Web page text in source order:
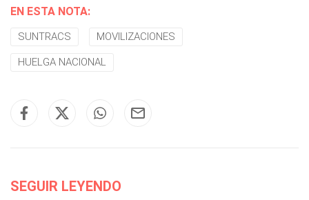
EN ESTA NOTA:
SUNTRACS MOVILIZACIONES
HUELGA NACIONAL
SEGUIR LEYENDO